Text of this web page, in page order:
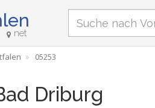
net
05253
Driburg